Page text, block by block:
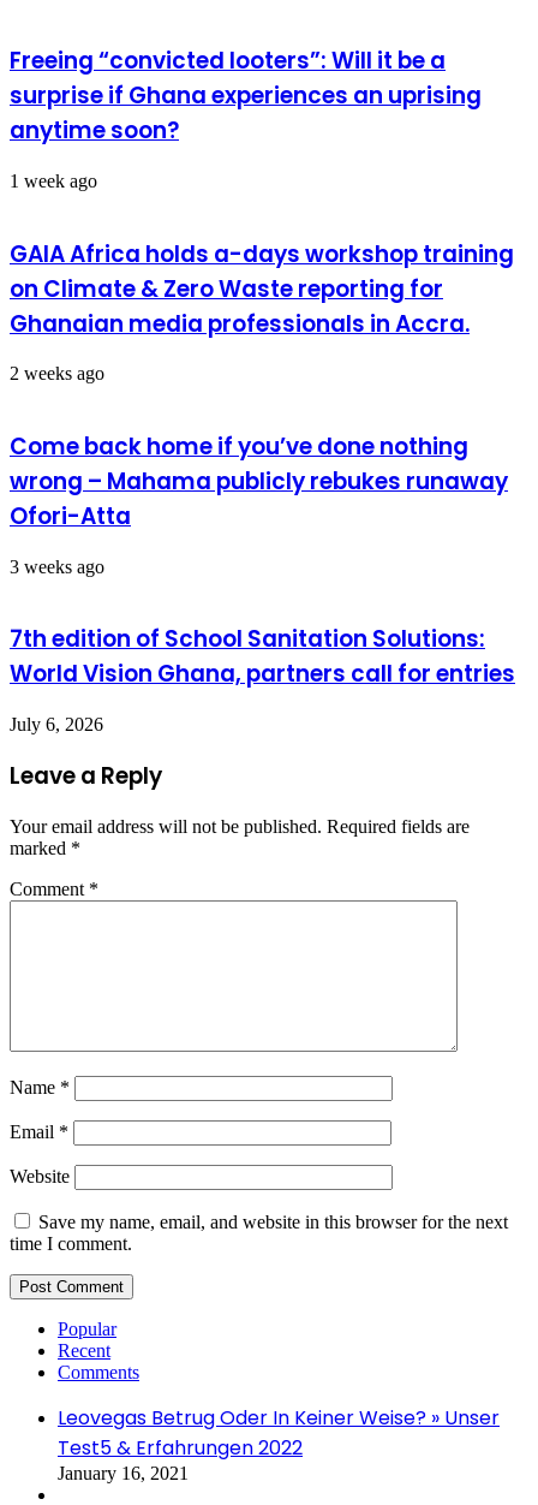
Freeing “convicted looters”: Will it be a
surprise if Ghana experiences an uprising
anytime soon?
1 week ago
GAIA Africa holds a-days workshop training
on Climate & Zero Waste reporting for
Ghanaian media professionals in Accra.
2 weeks ago
Come back home if you’ve done nothing
wrong – Mahama publicly rebukes runaway
Ofori-Atta
3 weeks ago
7th edition of School Sanitation Solutions:
World Vision Ghana, partners call for entries
July 6, 2026
Leave a Reply
Your email address will not be published. Required fields are
marked *
Comment *
Name *
Email *
Website
Save my name, email, and website in this browser for the next
time I comment.
Popular
Recent
Comments
Leovegas Betrug Oder In Keiner Weise? » Unser
Test5 & Erfahrungen 2022
January 16, 2021